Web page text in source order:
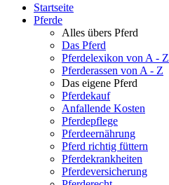
Startseite
Pferde
Alles übers Pferd
Das Pferd
Pferdelexikon von A - Z
Pferderassen von A - Z
Das eigene Pferd
Pferdekauf
Anfallende Kosten
Pferdepflege
Pferdeernährung
Pferd richtig füttern
Pferdekrankheiten
Pferdeversicherung